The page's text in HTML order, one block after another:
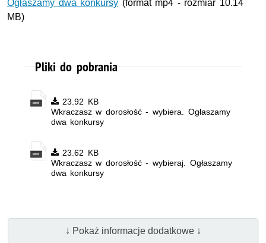
Ogłaszamy dwa konkursy (format mp4 - rozmiar 10.14
MB)
Pliki do pobrania
23.92 KB
Wkraczasz w dorosłość - wybiera. Ogłaszamy
dwa konkursy
23.62 KB
Wkraczasz w dorosłość - wybieraj. Ogłaszamy
dwa konkursy
↓ Pokaż informacje dodatkowe ↓